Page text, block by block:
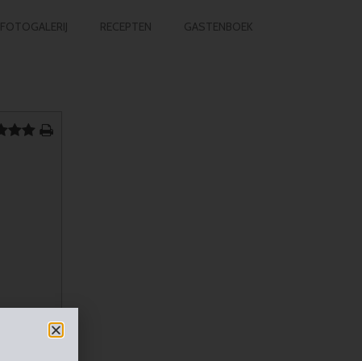
FOTOGALERIJ RECEPTEN GASTENBOEK